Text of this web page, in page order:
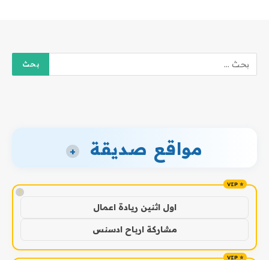
مواقع صديقة +
!
اول اثنين ريادة اعمال
مشاركة ارباح ادسنس